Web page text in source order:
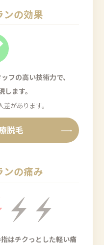
ンの効果
フの高い技術力で、
ます。
があります。
脱毛
ンの痛み
はチクっとした軽い痛